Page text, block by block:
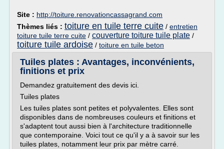
Site : http://toiture.renovationcassagrand.com
Thèmes liés : toiture en tuile terre cuite / entretien
toiture tuile terre cuite / couverture toiture tuile plate /
toiture tuile ardoise / toiture en tuile beton
Tuiles plates : Avantages, inconvénients,
finitions et prix
Demandez gratuitement des devis ici.
Tuiles plates
Les tuiles plates sont petites et polyvalentes. Elles sont
disponibles dans de nombreuses couleurs et finitions et
s'adaptent tout aussi bien à l'architecture traditionnelle
que contemporaine. Voici tout ce qu'il y a à savoir sur les
tuiles plates, notamment leur prix par mètre carré.